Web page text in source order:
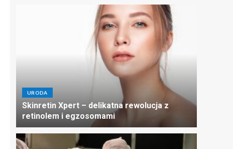
URODA
Skinretin Xpert – delikatna rewolucja z
retinolem i egzosomami